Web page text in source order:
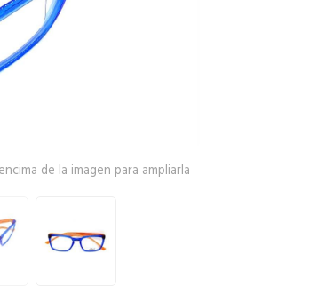
de la imagen para ampliarla